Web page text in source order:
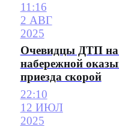
11:16
2 АВГ
2025
Очевидцы ДТП на
набережной
приезда скорой
22:10
12 ИЮЛ
2025